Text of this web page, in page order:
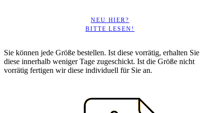
NEU HIER?
BITTE LESEN!
Sie können jede Größe bestellen. Ist diese vorrätig, erhalten Sie
diese innerhalb weniger Tage zugeschickt. Ist die Größe nicht
vorrätig fertigen wir diese individuell für Sie an.